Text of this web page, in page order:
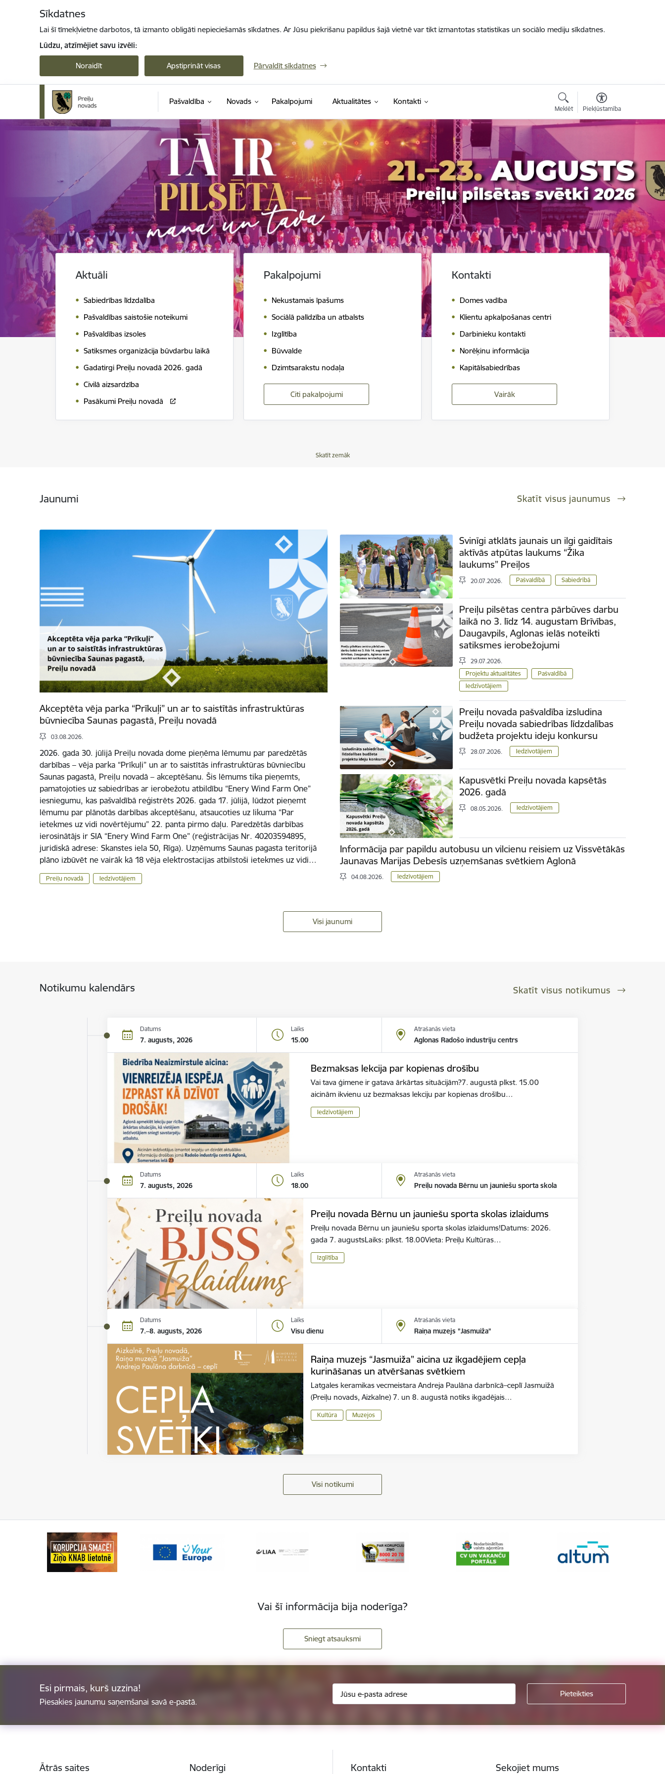
Sīkdatnes
Lai šī tīmekļvietne darbotos, tā izmanto obligāti nepieciešamās sīkdatnes. Ar Jūsu piekrišanu papildus šajā vietnē var tikt izmantotas statistikas un sociālo mediju sīkdatnes.
Lūdzu, atzīmējiet savu izvēli:
Noraidīt Apstiprināt visas Pārvaldīt sīkdatnes
Pašvaldība Novads Pakalpojumi Aktualitātes Kontakti
Meklēt Piekļūstamība
Aktuāli
Sabiedrības līdzdalība
Pašvaldības saistošie noteikumi
Pašvaldības izsoles
Satiksmes organizācija būvdarbu laikā
Gadatirgi Preiļu novadā 2026. gadā
Civilā aizsardzība
Pasākumi Preiļu novadā
Pakalpojumi
Nekustamais īpašums
Sociālā palīdzība un atbalsts
Izglītība
Būvvalde
Dzimtsarakstu nodaļa
Citi pakalpojumi
Kontakti
Domes vadība
Klientu apkalpošanas centri
Darbinieku kontakti
Norēķinu informācija
Kapitālsabiedrības
Vairāk
Skatīt zemāk
Jaunumi Skatīt visus jaunumus
Akceptēta vēja parka “Prīkuļi” un ar to saistītās infrastruktūras
būvniecība Saunas pagastā, Preiļu novadā
03.08.2026.
2026. gada 30. jūlijā Preiļu novada dome pieņēma lēmumu par paredzētās
darbības – vēja parka “Prīkuļi” un ar to saistītās infrastruktūras būvniecību
Saunas pagastā, Preiļu novadā – akceptēšanu. Šis lēmums tika pieņemts,
pamatojoties uz sabiedrības ar ierobežotu atbildību “Enery Wind Farm One”
iesniegumu, kas pašvaldībā reģistrēts 2026. gada 17. jūlijā, lūdzot pieņemt
lēmumu par plānotās darbības akceptēšanu, atsaucoties uz likuma “Par
ietekmes uz vidi novērtējumu” 22. panta pirmo daļu. Paredzētās darbības
ierosinātājs ir SIA “Enery Wind Farm One” (reģistrācijas Nr. 40203594895,
juridiskā adrese: Skanstes iela 50, Rīga). Uzņēmums Saunas pagasta teritorijā
plāno izbūvēt ne vairāk kā 18 vēja elektrostacijas atbilstoši ietekmes uz vidi…
Preiļu novadā Iedzīvotājiem
Svinīgi atklāts jaunais un ilgi gaidītais
aktīvās atpūtas laukums “Žika
laukums” Preiļos
20.07.2026. Pašvaldībā Sabiedrībā
Preiļu pilsētas centra pārbūves darbu
laikā no 3. līdz 14. augustam Brīvības,
Daugavpils, Aglonas ielās noteikti
satiksmes ierobežojumi
29.07.2026.
Projektu aktualitātes
Pašvaldībā
Iedzīvotājiem
Preiļu novada pašvaldība izsludina
Preiļu novada sabiedrības līdzdalības
budžeta projektu ideju konkursu
28.07.2026. Iedzīvotājiem
Kapusvētki Preiļu novada kapsētās
2026. gadā
08.05.2026. Iedzīvotājiem
Informācija par papildu autobusu un vilcienu reisiem uz Vissvētākās
Jaunavas Marijas Debesīs uzņemšanas svētkiem Aglonā
04.08.2026. Iedzīvotājiem
Visi jaunumi
Notikumu kalendārs Skatīt visus notikumus
Datums
7. augusts, 2026
Laiks
15.00
Atrašanās vieta
Aglonas Radošo industriju centrs
Bezmaksas lekcija par kopienas drošību
Vai tava ģimene ir gatava ārkārtas situācijām?7. augustā plkst. 15.00
aicinām ikvienu uz bezmaksas lekciju par kopienas drošību…
Iedzīvotājiem
Datums
7. augusts, 2026
Laiks
18.00
Atrašanās vieta
Preiļu novada Bērnu un jauniešu sporta skola
Preiļu novada Bērnu un jauniešu sporta skolas izlaidums
Preiļu novada Bērnu un jauniešu sporta skolas izlaidums!Datums: 2026.
gada 7. augustsLaiks: plkst. 18.00Vieta: Preiļu Kultūras…
Izglītība
Datums
7.–8. augusts, 2026
Laiks
Visu dienu
Atrašanās vieta
Raiņa muzejs "Jasmuiža"
Raiņa muzejs “Jasmuiža” aicina uz ikgadējiem cepļa
kurināšanas un atvēršanas svētkiem
Latgales keramikas vecmeistara Andreja Paulāna darbnīcā–ceplī Jasmuižā
(Preiļu novads, Aizkalne) 7. un 8. augustā notiks ikgadējais…
Kultūra Muzejos
Visi notikumi
Vai šī informācija bija noderīga?
Sniegt atsauksmi
Esi pirmais, kurš uzzina!
Piesakies jaunumu saņemšanai savā e-pastā.
Ātrās saites Noderīgi Kontakti Sekojiet mums